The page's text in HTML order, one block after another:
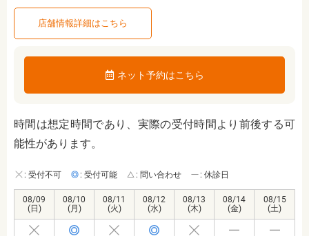
店舗情報詳細はこちら
ネット予約はこちら
時間は想定時間であり、実際の受付時間より前後する可
能性があります。
: 受付不可 : 受付可能 : 問い合わせ : 休診日
08/09
(日)
08/10
(月)
08/11
(火)
08/12
(水)
08/13
(木)
08/14
(金)
08/15
(土)